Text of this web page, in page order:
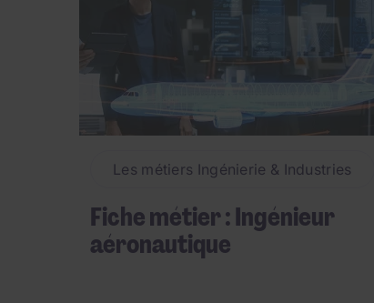
Les métiers Ingénierie & Industries
Fiche métier : Ingénieur
aéronautique